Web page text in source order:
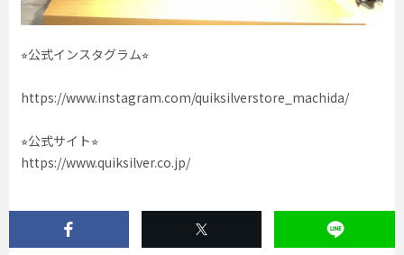
⭐︎公式インスタグラム⭐︎
https://www.instagram.com/quiksilverstore_machida/
⭐︎公式サイト⭐︎
https://www.quiksilver.co.jp/